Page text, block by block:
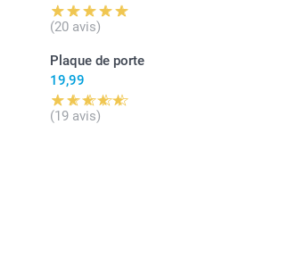
(20 avis)
Plaque de porte
19,99
(19 avis)